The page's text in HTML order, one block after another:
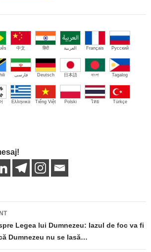
中文 हिंदी العربية Français Русский
فارسی Deutsch 日本語 বাংলা Tagalog
Ελληνικά Tiếng Việt Polski ไทย Türkçe
Legea lui Dumnezeu: Iazul de foc va fi
Dumnezeu nu se lasă…